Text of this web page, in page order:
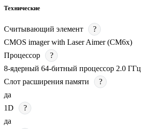
Технические
Считывающий элемент
?
CMOS imager with Laser Aimer (CM6x)
Процессор
?
8-ядерный 64-битный процессор 2.0 ГГц
Слот расширения памяти
?
да
1D
?
да